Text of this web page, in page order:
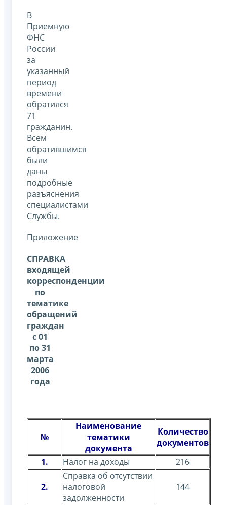
В
Приемную
ФНС
России
за
указанный
период
времени
обратился
71
гражданин.
Всем
обратившимся
были
даны
подробные
разъяснения
специалистами
Службы.
Приложение
СПРАВКА
входящей
корреспонденции
по
тематике
обращений
граждан
с 01
по 31
марта
2006
года
№
Наименование
тематики
документа
Количество
документов
1.
Налог на доходы 216
2.
Справка об отсутствии
налоговой
задолженности
144